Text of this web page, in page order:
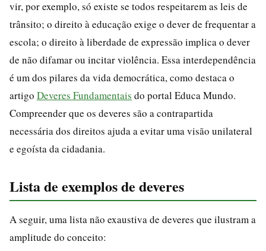
vir, por exemplo, só existe se todos respeitarem as leis de
trânsito; o direito à educação exige o dever de frequentar a
escola; o direito à liberdade de expressão implica o dever
de não difamar ou incitar violência. Essa interdependência
é um dos pilares da vida democrática, como destaca o
artigo Deveres Fundamentais do portal Educa Mundo.
Compreender que os deveres são a contrapartida
necessária dos direitos ajuda a evitar uma visão unilateral
e egoísta da cidadania.
Lista de exemplos de deveres
A seguir, uma lista não exaustiva de deveres que ilustram a
amplitude do conceito: